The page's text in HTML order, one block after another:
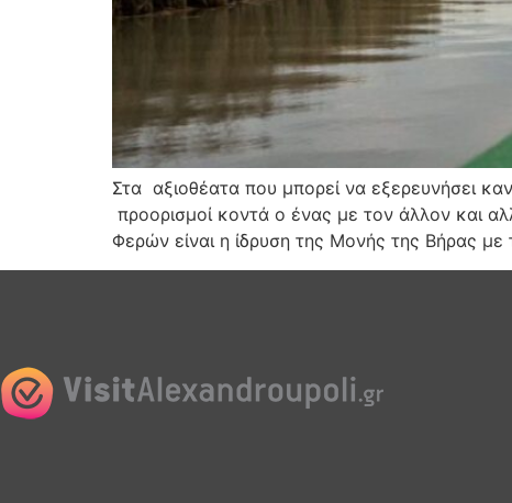
Στα αξιοθέατα που μπορεί να εξερευνήσει
προορισμοί κοντά ο ένας με τον άλλον και
Φερών είναι η ίδρυση της Μονής της Βήρας